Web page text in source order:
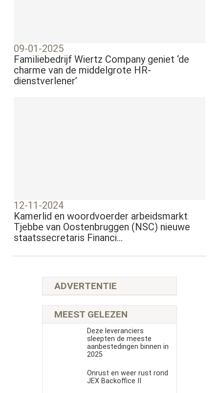
09-01-2025
Familiebedrijf Wiertz Company geniet ‘de
charme van de middelgrote HR-
dienstverlener’
12-11-2024
Kamerlid en woordvoerder arbeidsmarkt
Tjebbe van Oostenbruggen (NSC) nieuwe
staatssecretaris Financi...
ADVERTENTIE
MEEST GELEZEN
Deze leveranciers
sleepten de meeste
aanbestedingen binnen in
2025
Onrust en weer rust rond
JEX Backoffice II